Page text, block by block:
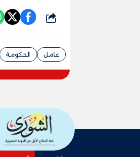
شارك
عامل الحكومة